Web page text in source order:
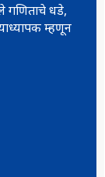
गणिताचे धडे,
म्हणून